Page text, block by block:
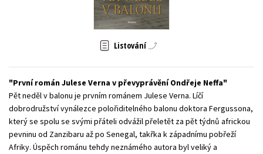
Zahraniční literatura
Všechny tituly
Listování
První román Julese Verna v převyprávění Ondřeje Neffa
Pět neděl v balonu je prvním románem Julese Verna. Líčí
dobrodružství vynálezce polořiditelného balonu doktora Fergussona,
který se spolu se svými přáteli odvážil přeletět za pět týdnů africkou
pevninu od Zanzibaru až po Senegal, takřka k západnímu pobřeží
Afriky. Úspěch románu tehdy neznámého autora byl veliký a